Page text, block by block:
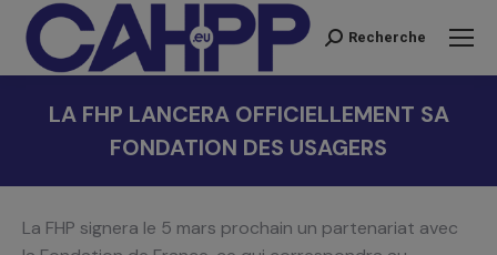
Recherche
Recherche
LA FHP LANCERA OFFICIELLEMENT SA
FONDATION DES USAGERS
La FHP signera le 5 mars prochain un partenariat avec